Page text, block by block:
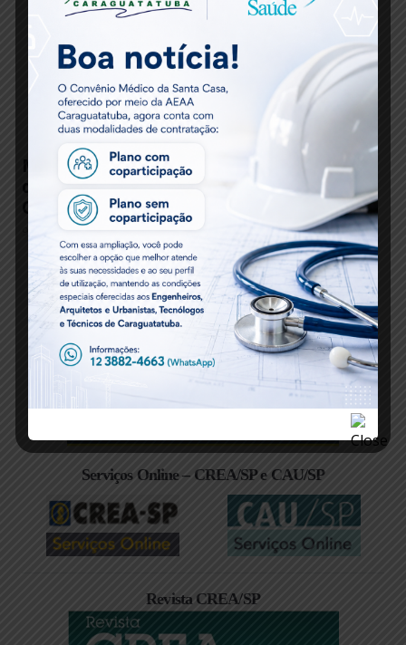
Matéria Técnica – Instalação de Carregadores
de Veículos Elétricos e a Orientação Técnica
Oficial
9 meses atrás
Serviços Online – CREA/SP e CAU/SP
Revista CREA/SP